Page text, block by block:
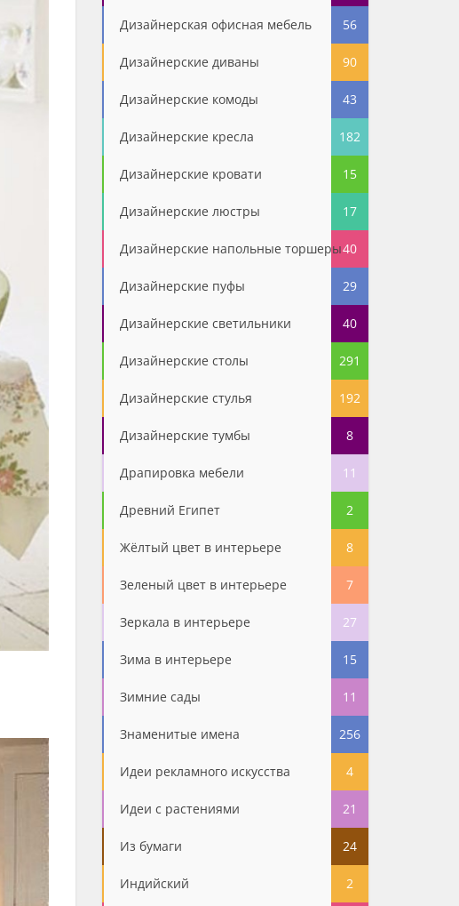
Дизайнерская офисная мебель 56
Дизайнерские диваны 90
Дизайнерские комоды 43
Дизайнерские кресла 182
Дизайнерские кровати 15
Дизайнерские люстры 17
Дизайнерские напольные торшеры40
Дизайнерские пуфы 29
Дизайнерские светильники 40
Дизайнерские столы 291
Дизайнерские стулья 192
Дизайнерские тумбы 8
Драпировка мебели 11
Древний Египет 2
Жёлтый цвет в интерьере 8
Зеленый цвет в интерьере 7
Зеркала в интерьере 27
Зима в интерьере 15
Зимние сады 11
Знаменитые имена 256
Идеи рекламного искусства 4
Идеи с растениями 21
Из бумаги 24
Индийский 2